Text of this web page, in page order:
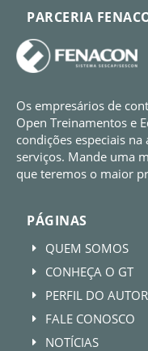
PARCERIA
Os empresários de
Open Treinamentos e
condições especiais
serviços. Mande uma
que teremos o maior
PÁGINAS
E QUEM SOMOS
E CONHEÇA O GT
E PERFIL DO AUTOR
E FALE CONOSCO
E NOTÍCIAS